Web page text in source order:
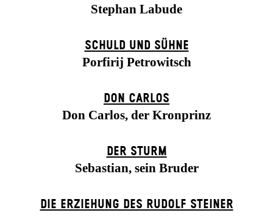
Stephan Labude
SCHULD UND SÜHNE
Porfirij Petrowitsch
DON CARLOS
Don Carlos, der Kronprinz
DER STURM
Sebastian, sein Bruder
DIE ERZIEHUNG DES RUDOLF STEINER